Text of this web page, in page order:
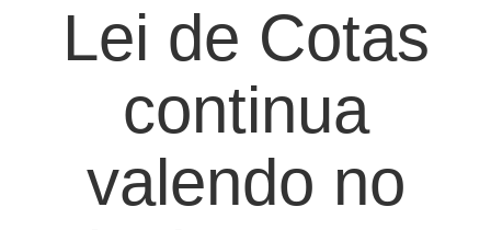
Lei de Cotas
continua
valendo no